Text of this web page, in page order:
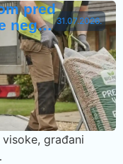
31.07.2026.
pred
neg…
građani